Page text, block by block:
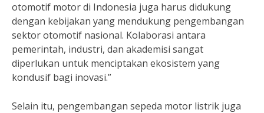
otomotif motor di Indonesia juga harus didukung
dengan kebijakan yang mendukung pengembangan
sektor otomotif nasional. Kolaborasi antara
pemerintah, industri, dan akademisi sangat
diperlukan untuk menciptakan ekosistem yang
kondusif bagi inovasi.”
Selain itu, pengembangan sepeda motor listrik juga